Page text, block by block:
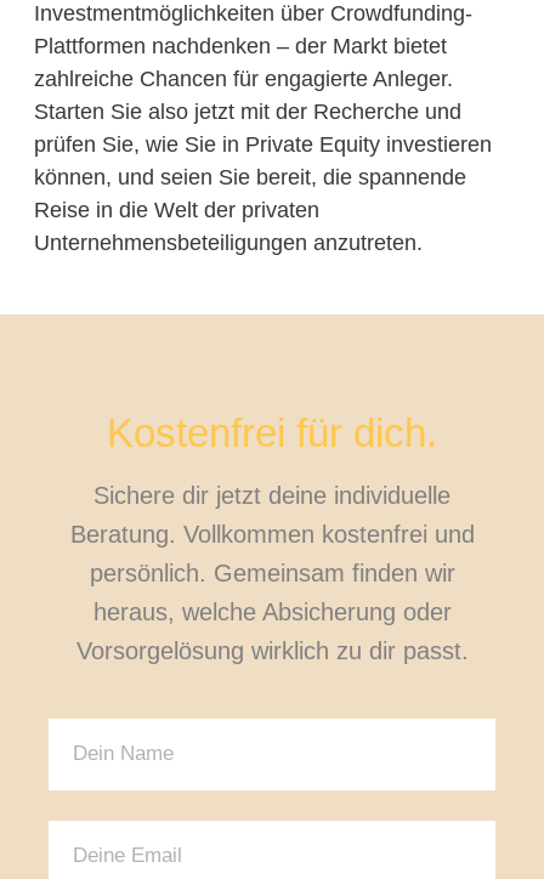
Investmentmöglichkeiten über Crowdfunding-
Plattformen nachdenken – der Markt bietet
zahlreiche Chancen für engagierte Anleger.
Starten Sie also jetzt mit der Recherche und
prüfen Sie, wie Sie in Private Equity investieren
können, und seien Sie bereit, die spannende
Reise in die Welt der privaten
Unternehmensbeteiligungen anzutreten.
Kostenfrei für dich.
Sichere dir jetzt deine individuelle
Beratung. Vollkommen kostenfrei und
persönlich. Gemeinsam finden wir
heraus, welche Absicherung oder
Vorsorgelösung wirklich zu dir passt.